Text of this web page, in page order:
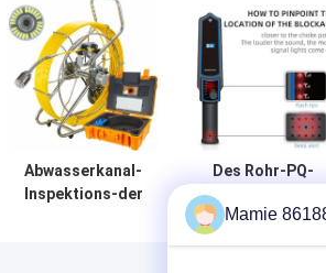
Abwasserkanal-
Inspektions-der
Des Rohr-PQ-
CD30 Lecksuche
Blockierungs-
Mamie